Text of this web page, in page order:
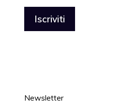
Newsletter